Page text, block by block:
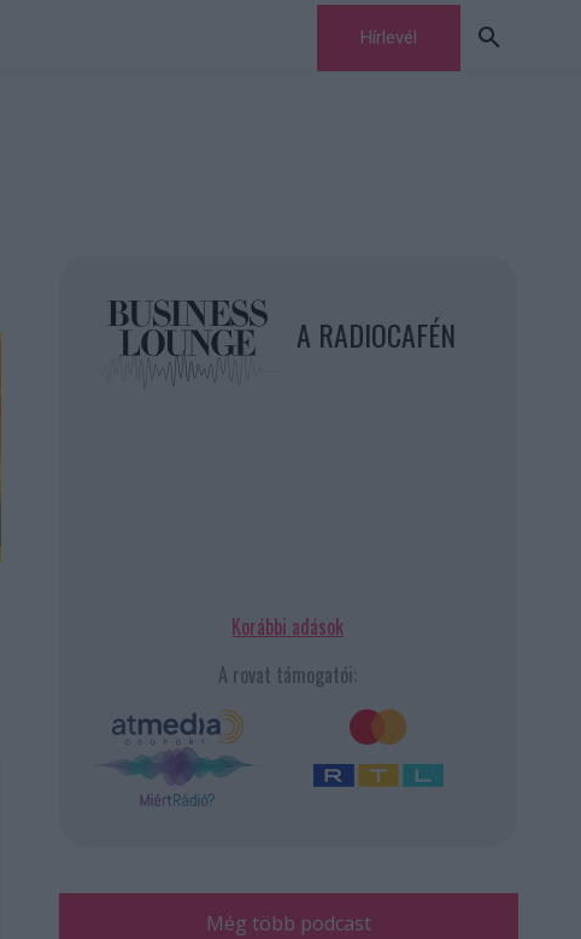
Hírlevél
A RADIOCAFÉN
Korábbi adások
A rovat támogatói:
Még több podcast